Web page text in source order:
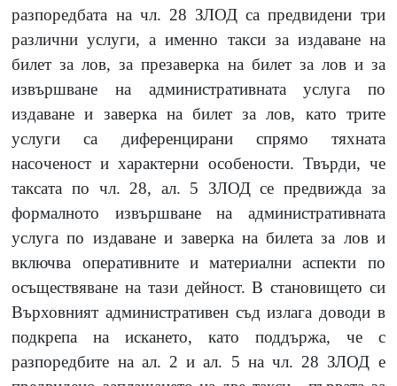
разпоредбата на чл. 28 ЗЛОД са предвидени три
различни услуги, а именно такси за издаване на
билет за лов, за презаверка на билет за лов и за
извършване на административната услуга по
издаване и заверка на билет за лов, като трите
услуги са диференцирани спрямо тяхната
насоченост и характерни особености. Твърди, че
таксата по чл. 28, ал. 5 ЗЛОД се предвижда за
формалното извършване на административната
услуга по издаване и заверка на билета за лов и
включва оперативните и материални аспекти по
осъществяване на тази дейност. В становището си
Върховният административен съд излага доводи в
подкрепа на искането, като поддържа, че с
разпоредбите на ал. 2 и ал. 5 на чл. 28 ЗЛОД е